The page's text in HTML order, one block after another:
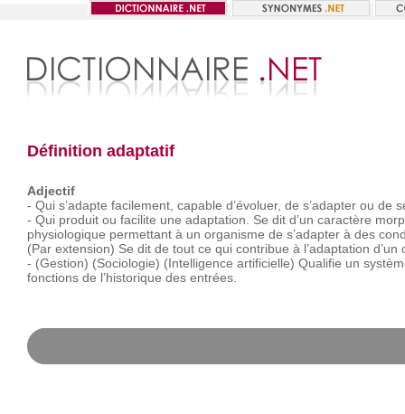
Définition adaptatif
Adjectif
- Qui s’adapte facilement, capable d’évoluer, de s’adapter ou de
- Qui produit ou facilite une adaptation. Se dit d’un caractère
physiologique permettant à un organisme de s’adapter à des
(Par extension) Se dit de tout ce qui contribue à l’adaptation d’un
- (Gestion) (Sociologie) (Intelligence artificielle) Qualifie un
fonctions de l’historique des entrées.